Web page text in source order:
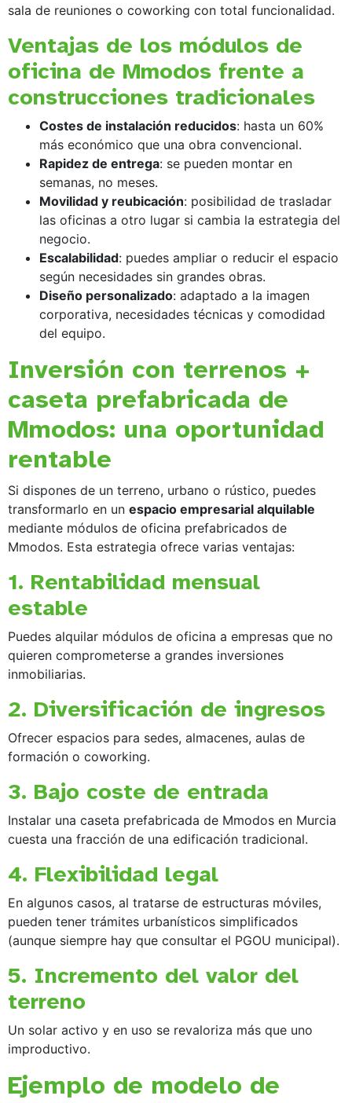
sala de reuniones o coworking con total funcionalidad.
Ventajas de los módulos de
oficina de Mmodos frente a
construcciones tradicionales
Costes de instalación reducidos: hasta un 60%
más económico que una obra convencional.
Rapidez de entrega: se pueden montar en
semanas, no meses.
Movilidad y reubicación: posibilidad de trasladar
las oficinas a otro lugar si cambia la estrategia del
negocio.
Escalabilidad: puedes ampliar o reducir el espacio
según necesidades sin grandes obras.
Diseño personalizado: adaptado a la imagen
corporativa, necesidades técnicas y comodidad
del equipo.
Inversión con terrenos +
caseta prefabricada de
Mmodos: una oportunidad
rentable
Si dispones de un terreno, urbano o rústico, puedes
transformarlo en un espacio empresarial alquilable
mediante módulos de oficina prefabricados de
Mmodos. Esta estrategia ofrece varias ventajas:
1. Rentabilidad mensual
estable
Puedes alquilar módulos de oficina a empresas que no
quieren comprometerse a grandes inversiones
inmobiliarias.
2. Diversificación de ingresos
Ofrecer espacios para sedes, almacenes, aulas de
formación o coworking.
3. Bajo coste de entrada
Instalar una caseta prefabricada de Mmodos en Murcia
cuesta una fracción de una edificación tradicional.
4. Flexibilidad legal
En algunos casos, al tratarse de estructuras móviles,
pueden tener trámites urbanísticos simplificados
(aunque siempre hay que consultar el PGOU municipal).
5. Incremento del valor del
terreno
Un solar activo y en uso se revaloriza más que uno
improductivo.
Ejemplo de modelo de